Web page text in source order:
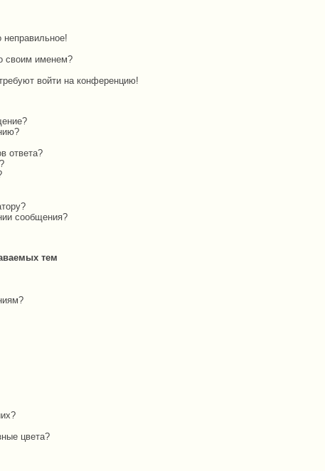
своим именем?
войти на конференцию!
ответа?
сообщения?
тем
цвета?